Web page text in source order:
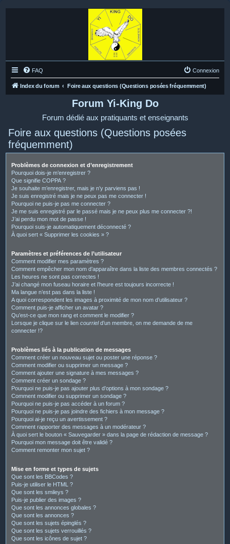
FAQ Connexion
Index du forum Foire aux questions (Questions posées fréquemment)
Forum Yi-King Do
Forum dédié aux pratiquants et enseignants
Foire aux questions (Questions posées
fréquemment)
Problèmes de connexion et d’enregistrement
Pourquoi dois-je m’enregistrer ?
Que signifie COPPA ?
Je souhaite m’enregistrer, mais je n’y parviens pas !
Je suis enregistré mais je ne peux pas me connecter !
Pourquoi ne puis-je pas me connecter ?
Je me suis enregistré par le passé mais je ne peux plus me connecter ?!
J’ai perdu mon mot de passe !
Pourquoi suis-je automatiquement déconnecté ?
À quoi sert « Supprimer les cookies » ?
Paramètres et préférences de l’utilisateur
Comment modifier mes paramètres ?
Comment empêcher mon nom d’apparaître dans la liste des membres connectés ?
Les heures ne sont pas correctes !
J’ai changé mon fuseau horaire et l’heure est toujours incorrecte !
Ma langue n’est pas dans la liste !
A quoi correspondent les images à proximité de mon nom d’utilisateur ?
Comment puis-je afficher un avatar ?
Qu’est-ce que mon rang et comment le modifier ?
Lorsque je clique sur le lien courrield’un membre, on me demande de me
connecter !?
Problèmes liés à la publication de messages
Comment créer un nouveau sujet ou poster une réponse ?
Comment modifier ou supprimer un message ?
Comment ajouter une signature à mes messages ?
Comment créer un sondage ?
Pourquoi ne puis-je pas ajouter plus d’options à mon sondage ?
Comment modifier ou supprimer un sondage ?
Pourquoi ne puis-je pas accéder à un forum ?
Pourquoi ne puis-je pas joindre des fichiers à mon message ?
Pourquoi ai-je reçu un avertissement ?
Comment rapporter des messages à un modérateur ?
À quoi sert le bouton « Sauvegarder » dans la page de rédaction de message ?
Pourquoi mon message doit être validé ?
Comment remonter mon sujet ?
Mise en forme et types de sujets
Que sont les BBCodes ?
Puis-je utiliser le HTML ?
Que sont les smileys ?
Puis-je publier des images ?
Que sont les annonces globales ?
Que sont les annonces ?
Que sont les sujets épinglés ?
Que sont les sujets verrouillés ?
Que sont les icônes de sujet ?